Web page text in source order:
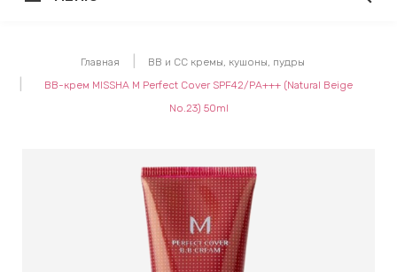
keyboard_arrow_right
Главная
ВВ и СС кремы, кушоны, пудры
ВВ-крем MISSHA M Perfect Cover SPF42/PA+++ (Natural Beige
No.23) 50ml